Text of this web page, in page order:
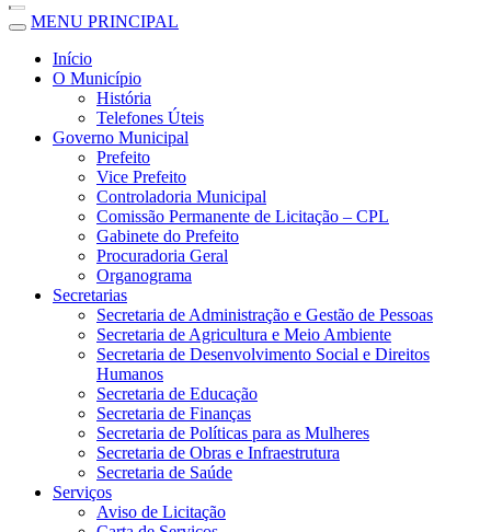
MENU PRINCIPAL
Início
O Município
História
Telefones Úteis
Governo Municipal
Prefeito
Vice Prefeito
Controladoria Municipal
Comissão Permanente de Licitação – CPL
Gabinete do Prefeito
Procuradoria Geral
Organograma
Secretarias
Secretaria de Administração e Gestão de Pessoas
Secretaria de Agricultura e Meio Ambiente
Secretaria de Desenvolvimento Social e Direitos
Humanos
Secretaria de Educação
Secretaria de Finanças
Secretaria de Políticas para as Mulheres
Secretaria de Obras e Infraestrutura
Secretaria de Saúde
Serviços
Aviso de Licitação